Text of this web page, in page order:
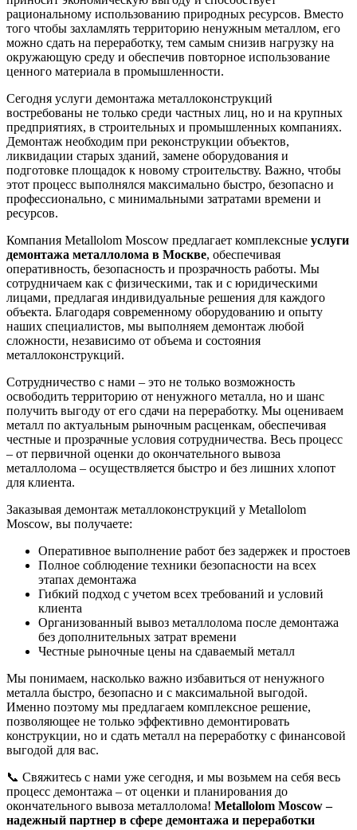
рациональному использованию природных ресурсов. Вместо
того чтобы захламлять территорию ненужным металлом, его
можно сдать на переработку, тем самым снизив нагрузку на
окружающую среду и обеспечив повторное использование
ценного материала в промышленности.
Сегодня услуги демонтажа металлоконструкций
востребованы не только среди частных лиц, но и на крупных
предприятиях, в строительных и промышленных компаниях.
Демонтаж необходим при реконструкции объектов,
ликвидации старых зданий, замене оборудования и
подготовке площадок к новому строительству. Важно, чтобы
этот процесс выполнялся максимально быстро, безопасно и
профессионально, с минимальными затратами времени и
ресурсов.
Компания Metallolom Moscow предлагает комплексные услуги
демонтажа металлолома в Москве, обеспечивая
оперативность, безопасность и прозрачность работы. Мы
сотрудничаем как с физическими, так и с юридическими
лицами, предлагая индивидуальные решения для каждого
объекта. Благодаря современному оборудованию и опыту
наших специалистов, мы выполняем демонтаж любой
сложности, независимо от объема и состояния
металлоконструкций.
Сотрудничество с нами – это не только возможность
освободить территорию от ненужного металла, но и шанс
получить выгоду от его сдачи на переработку. Мы оцениваем
металл по актуальным рыночным расценкам, обеспечивая
честные и прозрачные условия сотрудничества. Весь процесс
– от первичной оценки до окончательного вывоза
металлолома – осуществляется быстро и без лишних хлопот
для клиента.
Заказывая демонтаж металлоконструкций у Metallolom
Moscow, вы получаете:
Оперативное выполнение работ без задержек и простоев
Полное соблюдение техники безопасности на всех
этапах демонтажа
Гибкий подход с учетом всех требований и условий
клиента
Организованный вывоз металлолома после демонтажа
без дополнительных затрат времени
Честные рыночные цены на сдаваемый металл
Мы понимаем, насколько важно избавиться от ненужного
металла быстро, безопасно и с максимальной выгодой.
Именно поэтому мы предлагаем комплексное решение,
позволяющее не только эффективно демонтировать
конструкции, но и сдать металл на переработку с финансовой
выгодой для вас.
📞 Свяжитесь с нами уже сегодня, и мы возьмем на себя весь
процесс демонтажа – от оценки и планирования до
окончательного вывоза металлолома! Metallolom Moscow –
надежный партнер в сфере демонтажа и переработки